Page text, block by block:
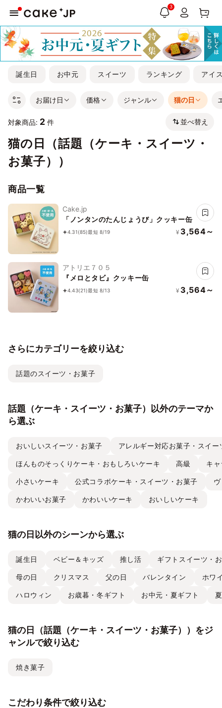
3
誕生日 お中元 スイーツ ランキング アイ
お届け日 価格 ジャンル 猫の日
対象商品: 2 件 並べ替え
猫の日（話題（ケーキ・スイーツ・
お菓子））
商品一覧
Cake.jp
「ノンタンのたんじょうび」クッキー缶
4.31(85)最短 8/19 ¥ 3,564～
アトリエ７０５
『メロとタビ』クッキー缶
4.43(21)最短 8/13 ¥ 3,564～
さらにカテゴリーを絞り込む
話題のスイーツ・お菓子
話題（ケーキ・スイーツ・お菓子）以外のテーマか
ら選ぶ
おいしいスイーツ・お菓子 アレルギー対応お菓子・スイー
ほんものそっくりケーキ・おもしろいケーキ 高級 キ
小さいケーキ 公式コラボケーキ・スイーツ・お菓子
かわいいお菓子 かわいいケーキ おいしいケーキ
猫の日以外のシーンから選ぶ
誕生日 ベビー＆キッズ 推し活 ギフトスイーツ・
母の日 クリスマス 父の日 バレンタイン ホワ
ハロウィン お歳暮・冬ギフト お中元・夏ギフト
猫の日（話題（ケーキ・スイーツ・お菓子））をジ
ャンルで絞り込む
焼き菓子
こだわり条件で絞り込む